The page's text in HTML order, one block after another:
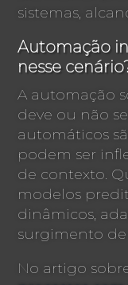
sistemas,
Automação
nesse
A automação
deve ou não
automáticos
podem ser
de contexto.
modelos
dinâmicos,
surgimento de
No artigo